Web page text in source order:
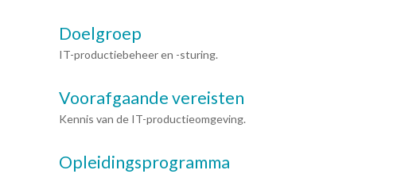
Doelgroep
IT-productiebeheer en -sturing.
Voorafgaande vereisten
Kennis van de IT-productieomgeving.
Opleidingsprogramma